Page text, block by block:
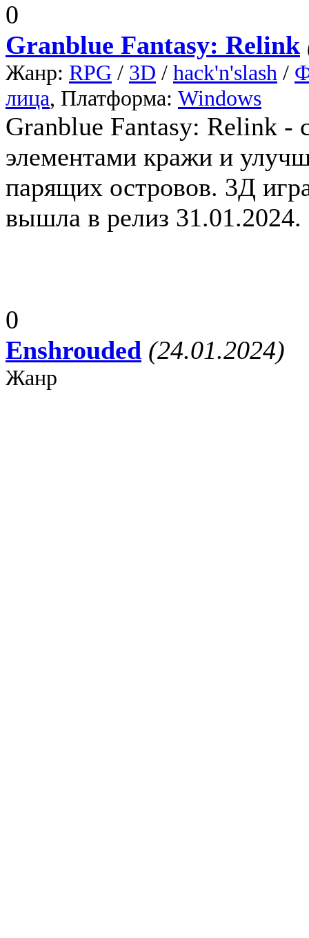
0
Granblue Fantasy: Relink
Жанр: RPG / 3D / hack'n'slash /
лица, Платформа: Windows
Granblue Fantasy: Relink -
элементами кражи и
парящих островов. 3Д
вышла в релиз 31.01.2024.
0
Enshrouded (24.01.2024)
Жанр: